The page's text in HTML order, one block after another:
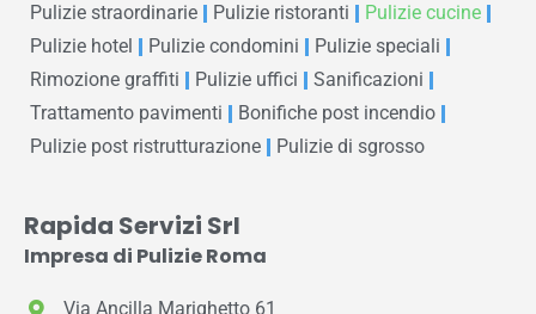
Pulizie straordinarie Pulizie ristoranti
Pulizie cucine
Pulizie hotel
Pulizie condomini
Pulizie speciali
Rimozione graffiti
Pulizie uffici
Sanificazioni
Trattamento pavimenti
Bonifiche post incendio
Pulizie post ristrutturazione
Pulizie di sgrosso
Rapida Servizi Srl
Impresa di Pulizie Roma
Via Ancilla Marighetto 61